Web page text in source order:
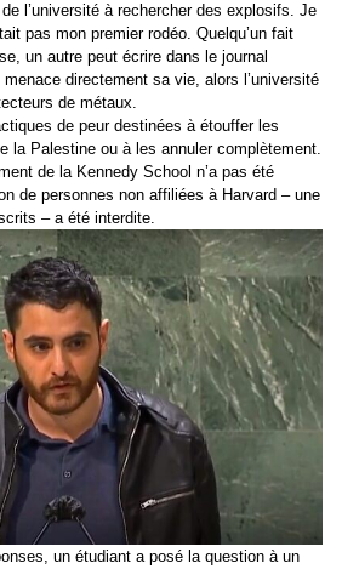
l’université à rechercher des explosifs. Je
pas mon premier rodéo. Quelqu’un fait
un autre peut écrire dans le journal
directement sa vie, alors l’université
de métaux.
de peur destinées à étouffer les
la Palestine ou à les annuler complètement.
de la Kennedy School n’a pas été
de personnes non affiliées à Harvard – une
– a été interdite.
un étudiant a posé la question à un